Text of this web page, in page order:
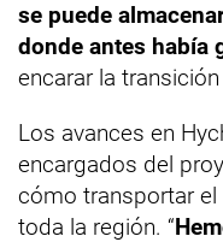
se puede
donde antes había
encarar la
Los avances en
encargados del
cómo transportar el
toda la región. “